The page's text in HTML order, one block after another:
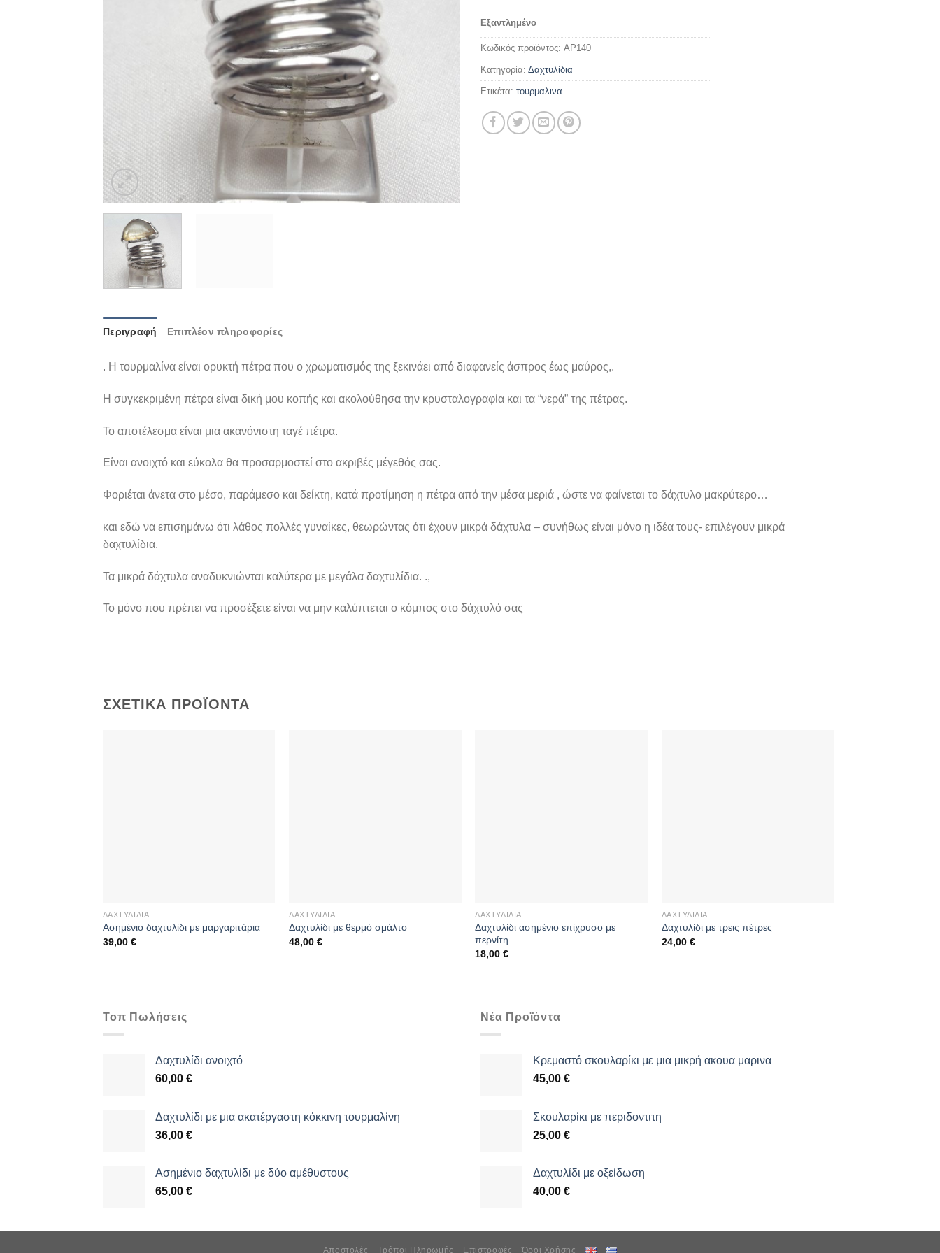
Εξαντλημένο
Κωδικός προϊόντος: AP140
Κατηγορία: Δαχτυλίδια
Ετικέτα: τουρμαλινα
Περιγραφή Επιπλέον πληροφορίες
. Η τουρμαλίνα είναι ορυκτή πέτρα που ο χρωματισμός της ξεκινάει από διαφανείς άσπρος έως μαύρος,.
Η συγκεκριμένη πέτρα είναι δική μου κοπής και ακολούθησα την κρυσταλογραφία και τα “νερά” της πέτρας.
Το αποτέλεσμα είναι μια ακανόνιστη ταγέ πέτρα.
Είναι ανοιχτό και εύκολα θα προσαρμοστεί στο ακριβές μέγεθός σας.
Φοριέται άνετα στο μέσο, παράμεσο και δείκτη, κατά προτίμηση η πέτρα από την μέσα μεριά , ώστε να φαίνεται το δάχτυλο μακρύτερο…
και εδώ να επισημάνω ότι λάθος πολλές γυναίκες, θεωρώντας ότι έχουν μικρά δάχτυλα – συνήθως είναι μόνο η ιδέα τους- επιλέγουν μικρά
δαχτυλίδια.
Τα μικρά δάχτυλα αναδυκνιώνται καλύτερα με μεγάλα δαχτυλίδια. .,
Το μόνο που πρέπει να προσέξετε είναι να μην καλύπτεται ο κόμπος στο δάχτυλό σας
ΣΧΕΤΙΚΆ ΠΡΟΪΌΝΤΑ
ΔΑΧΤΥΛΊΔΙΑ
Ασημένιο δαχτυλίδι με μαργαριτάρια
39,00 €
ΔΑΧΤΥΛΊΔΙΑ
Δαχτυλίδι με θερμό σμάλτο
48,00€
ΔΑΧΤΥΛΊΔΙΑ
Δαχτυλίδι ασημένιο επίχρυσο με
περνίτη
18,00€
ΔΑΧΤΥΛΊΔΙΑ
Δαχτυλίδι με τρεις πέτρες
24,00 €
Τοπ Πωλήσεις
Δαχτυλίδι ανοιχτό
60,00 €
Δαχτυλίδι με μια ακατέργαστη κόκκινη τουρμαλίνη
36,00 €
Aσημένιο δαχτυλίδι με δύο αμέθυστους
65,00 €
Νέα Προϊόντα
Κρεμαστό σκουλαρίκι με μια μικρή ακουα μαρινα
45,00 €
Σκουλαρίκι με περιδοντιτη
25,00 €
Δαχτυλίδι με οξείδωση
40,00 €
Αποστολές Τρόποι Πληρωμής Επιστροφές Όροι Χρήσης